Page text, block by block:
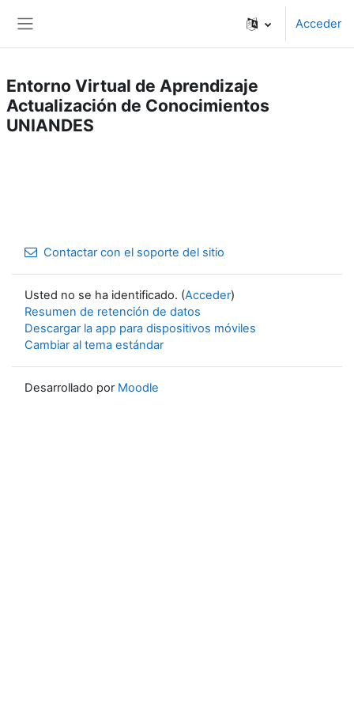
Acceder
Entorno Virtual de Aprendizaje
Actualización de Conocimientos
UNIANDES
Contactar con el soporte del sitio
Usted no se ha identificado. (Acceder)
Resumen de retención de datos
Descargar la app para dispositivos móviles
Cambiar al tema estándar
Desarrollado por Moodle